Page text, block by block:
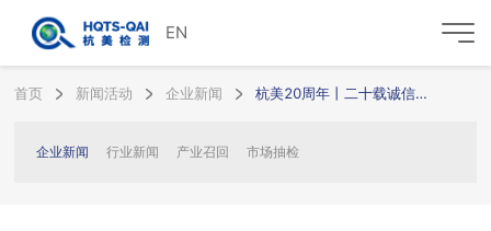
EN
首页 新闻活动 企业新闻 杭美20周年丨二十载诚信征程，共铸杭美新辉煌
企业新闻 行业新闻 产业召回 市场抽检